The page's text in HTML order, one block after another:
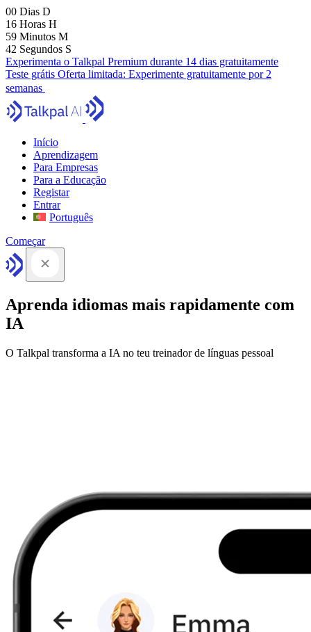
00 Dias D
16 Horas H
59 Minutos M
41 Segundos S
Experimenta o Talkpal Premium durante 14 dias gratuitamente
Teste grátis Oferta limitada: Experimente gratuitamente por 2
semanas
Início
Aprendizagem
Para Empresas
Para a Educação
Registar
Entrar
Português
Começar
Aprenda idiomas mais rapidamente com
IA
O Talkpal transforma a IA no teu treinador de línguas pessoal